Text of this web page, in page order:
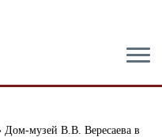
Дом-музей В.В. Вересаева в